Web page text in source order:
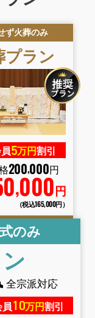
ず火葬のみ
プラン
5万円割引
200,000円
,000 円
（税込165,000円）
のみ
全宗派対応
員10万円割引